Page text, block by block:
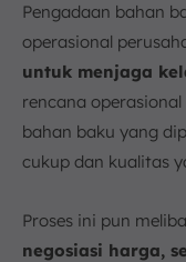
Pengadaan bahan
operasional
untuk menjaga
rencana
bahan baku yang
cukup dan kualitas
Proses ini pun
negosiasi harga,